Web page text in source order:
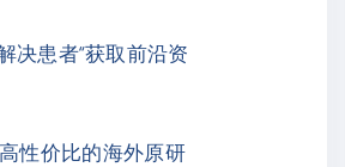
决患者“获取前沿资
性价比的海外原研